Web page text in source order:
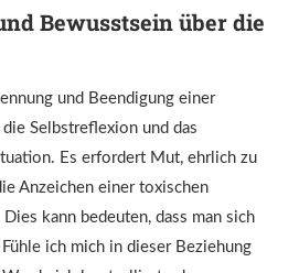
Bewusstsein über die
und Beendigung einer
Selbstreflexion und das
Es erfordert Mut, ehrlich zu
Anzeichen einer toxischen
kann bedeuten, dass man sich
ich mich in dieser Beziehung